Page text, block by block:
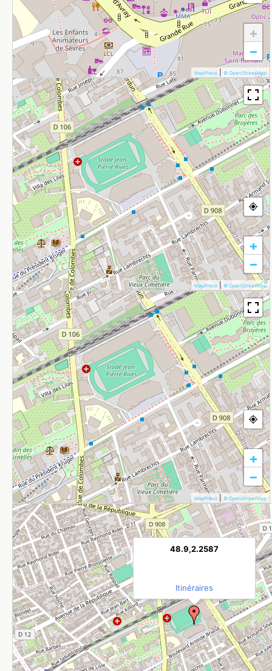
+
−
MapPress © OpenStreetMap
+
−
MapPress © OpenStreetMap
+
−
MapPress © OpenStreetMap
48.9,2.2587
Itinéraires